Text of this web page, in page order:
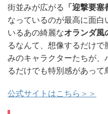
街並みが広がる 「迎撃要
なっているのが最高に面
いるあの綺麗なオランダ風
るなんて、想像するだけ
みのキャラクターたちが
るだけでも特別感があって
公式サイトはこちら＞＞